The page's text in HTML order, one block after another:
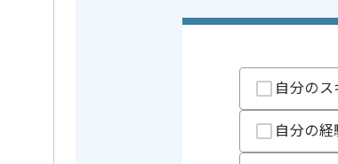
レバテックでの実績がある企業の案件でご
PMOの経験を活かすことができます。
複数案件を保有している企業ですので、
ご経験と実績に応じてスライド案件のご提
新しいアイディアや技術を積極的に導入し、
経験豊富なエンジニアと成長が出来る環境
自分の
自分の